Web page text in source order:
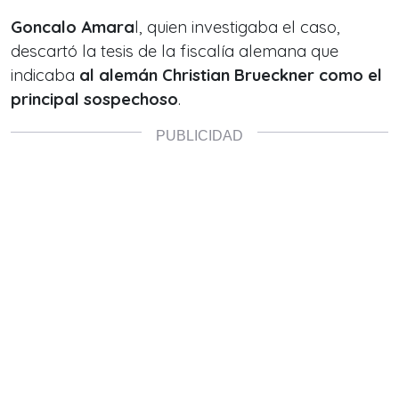
Goncalo Amaral, quien investigaba el caso,
descartó la tesis de la fiscalía alemana que
indicaba al alemán Christian Brueckner como el
principal sospechoso.